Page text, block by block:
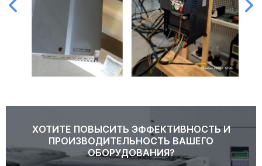
ХОТИТЕ ПОВЫСИТЬ ЭФФЕКТИВНОСТЬ И
ПРОИЗВОДИТЕЛЬНОСТЬ ВАШЕГО
ОБОРУДОВАНИЯ?